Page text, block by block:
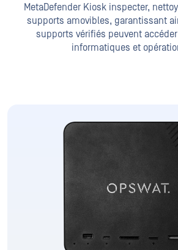
MetaDefender Kiosk inspecter,
supports amovibles, garantissant
supports vérifiés peuvent
informatiques et